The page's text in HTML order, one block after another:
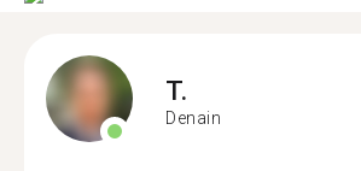
T.
Denain